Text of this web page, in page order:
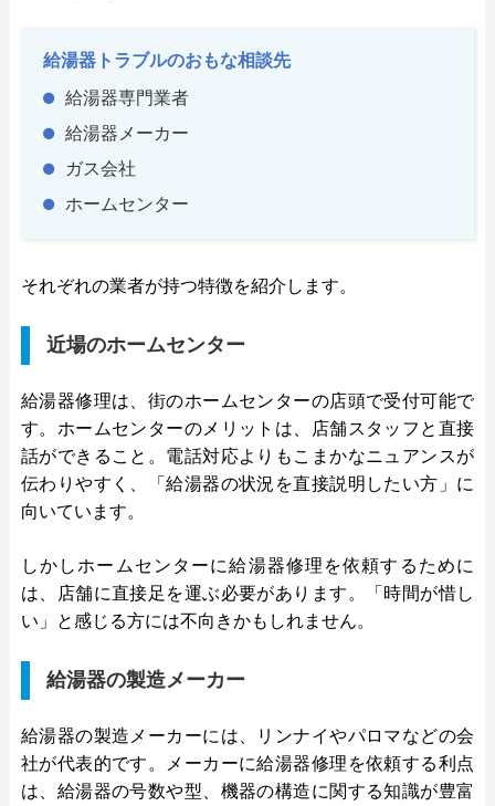
給湯器トラブルのおもな相談先
給湯器専門業者
給湯器メーカー
ガス会社
ホームセンター
それぞれの業者が持つ特徴を紹介します。
近場のホームセンター
給湯器修理は、街のホームセンターの店頭で受付可能で
す。ホームセンターのメリットは、店舗スタッフと直接
話ができること。電話対応よりもこまかなニュアンスが
伝わりやすく、「給湯器の状況を直接説明したい方」に
向いています。
しかしホームセンターに給湯器修理を依頼するために
は、店舗に直接足を運ぶ必要があります。「時間が惜し
い」と感じる方には不向きかもしれません。
給湯器の製造メーカー
給湯器の製造メーカーには、リンナイやパロマなどの会
社が代表的です。メーカーに給湯器修理を依頼する利点
は、給湯器の号数や型、機器の構造に関する知識が豊富